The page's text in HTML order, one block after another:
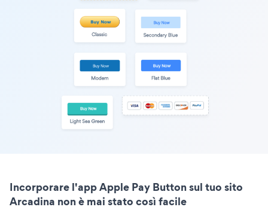
Incorporare l'app Apple Pay Button sul tuo sito
Arcadina non è mai stato così facile